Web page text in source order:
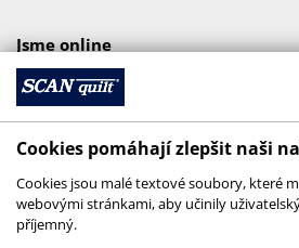
Jsme online
Cookies pomáhají zlepšit naši
Cookies jsou malé textové soubory, které
webovými stránkami, aby učinily
příjemný.